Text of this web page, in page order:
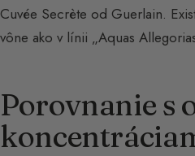
Cuvée Secrète od Guerlain.
vône ako v línii „Aquas
Porovnanie s